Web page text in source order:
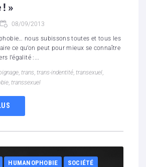
! »
08/09/2013
nous subissons toutes et tous les
ce qu’on peut pour mieux se connaître
l’égalité :...
, trans, trans-indentité, transexuel,
, transsexuel
HUMANOPHOBIE
SOCIÉTÉ